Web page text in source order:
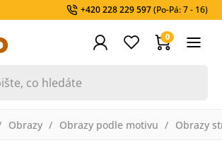
+420 228 229 597(Po-Pá: 7 - 16)
0
Obrazy Obrazy podle motivu Obrazy